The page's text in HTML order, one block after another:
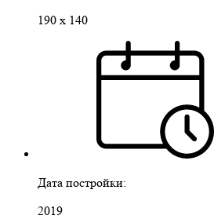
190 х 140
Дата постройки:
2019